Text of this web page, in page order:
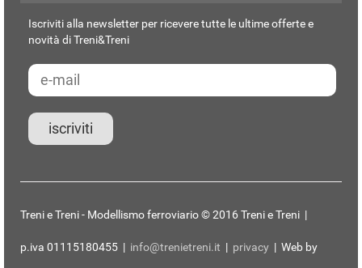
Iscriviti alla newsletter per ricevere tutte le ultime offerte e
novità di Treni&Treni
Treni e Treni - Modellismo ferroviario © 2016 Treni e Treni |
p.iva 01115180455 | info@trenietreni.it | privacy | Web by